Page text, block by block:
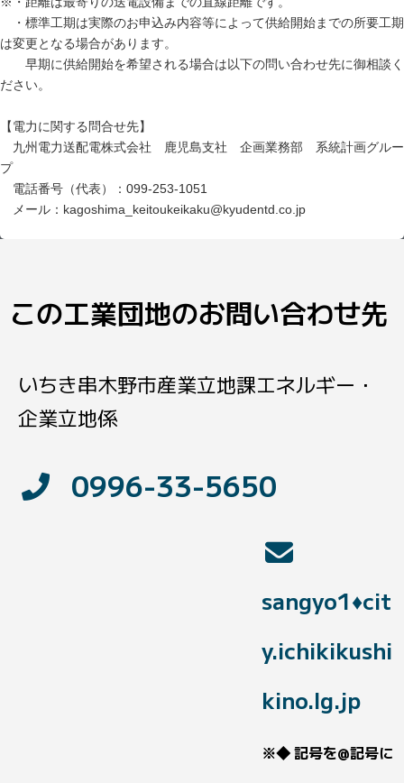
・標準工期は実際のお申込み内容等によって供給開始までの所要工期
は変更となる場合があります。
早期に供給開始を希望される場合は以下の問い合わせ先に御相談く
ださい。
【電力に関する問合せ先】
九州電力送配電株式会社 鹿児島支社 企画業務部 系統計画グルー
プ
電話番号（代表）：099-253-1051
メール：kagoshima_keitoukeikaku@kyudentd.co.jp
この工業団地のお問い合わせ先
いちき串木野市産業立地課エネルギー・
企業立地係
0996-33-5650
sangyo1♦cit
y.ichikikushi
kino.lg.jp
※◆ 記号を@記号に